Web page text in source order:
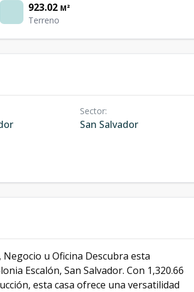
923.02 M²
Terreno
Sector:
San Salvador
Negocio u Oficina Descubra esta
Escalón, San Salvador. Con 1,320.66
esta casa ofrece una versatilidad